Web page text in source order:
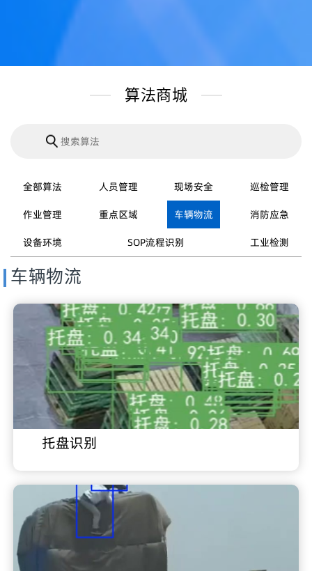
算法商城
全部算法 人员管理 现场安全
巡检管理
作业管理
重点区域 车辆物流
消防应急
设备环境
SOP流程识别 工业检测
车辆物流
托盘识别